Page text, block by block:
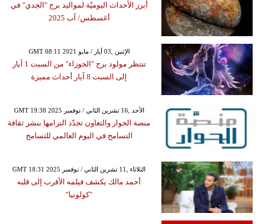
أبرز الأحداث اليوميّة لمواليد برج "الجدي" في
أغسطس/ آب 2025
GMT 08:11 2021 الإثنين ,03 أيار / مايو
تنتظر مولود برج "الجوزاء" من السبت 1 آيار
إلى السبت 8 آيار أحداث مميزة
GMT 19:38 2025 الأحد ,16 تشرين الثاني / نوفمبر
منصة الحوار والتعاون تجدّد التزامها بنشر ثقافة
التسامح في اليوم العالمي للتسامح
GMT 18:31 2025 الثلاثاء ,11 تشرين الثاني / نوفمبر
أحمد مالك يكشف فيلمه الأقرب إلى قلبه
"كولونيا"